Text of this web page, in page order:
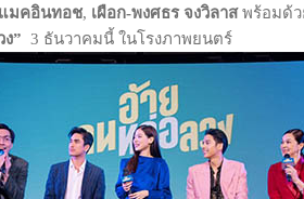
มคอินทอช, เผือก-พงศธร จงวิลาสพร้อมด้ว
” 3 ธันวาคมนี้ ในโรงภาพยนตร์